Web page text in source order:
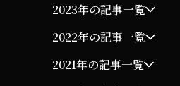
2023年の記事一覧
2022年の記事一覧
2021年の記事一覧